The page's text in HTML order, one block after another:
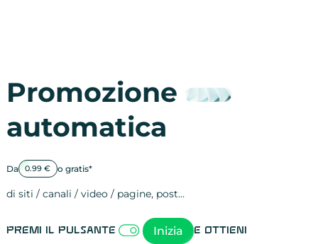
Promozione
automatica
Da 0.99 € o gratis*
di siti / canali / video / pagine, post…
Premi il pulsante Inizia e ottieni